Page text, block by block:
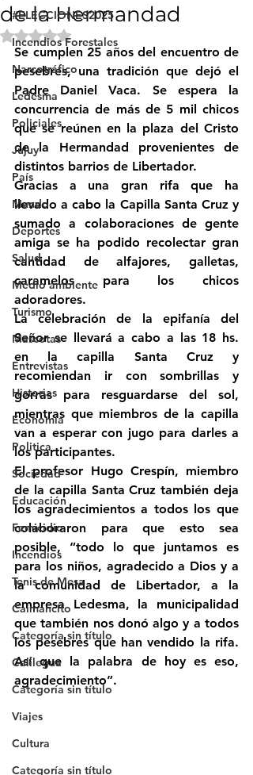
#ELECCIONES2025
Incendios Forestales
Narcotráfico
Ledesma
Policiales
Jujuy
País
Mundo
Deportes
Salud
Medio ambiente
Turismo
Mascotas
Entrevistas
Historias
Economía
Politica
Sociedad
Educación
Femicidio
Incendios
Tenis de Mesa
Caimancito
Categoría sin título
Calilegua
Categoría sin título
Viajes
Cultura
Categoría sin título
de la Hermandad
Obtuvo NaN de 5 estrellas.
Se cumplen 25 años del encuentro de
pesebres, una tradición que dejó el
Padre Daniel Vaca. Se espera la
concurrencia de más de 5 mil chicos
que se reúnen en la plaza del Cristo
de la Hermandad provenientes de
distintos barrios de Libertador.
Gracias a una gran rifa que ha
llevado a cabo la Capilla Santa Cruz y
sumado a colaboraciones de gente
amiga se ha podido recolectar gran
cantidad de alfajores, galletas,
caramelos para los chicos
adoradores.
La celebración de la epifanía del
Señor se llevará a cabo a las 18 hs.
en la capilla Santa Cruz y
recomiendan ir con sombrillas y
gorras para resguardarse del sol,
mientras que miembros de la capilla
van a esperar con jugo para darles a
los participantes.
El profesor Hugo Crespín, miembro
de la capilla Santa Cruz también deja
los agradecimientos a todos los que
colaboraron para que esto sea
posible, “todo lo que juntamos es
para los niños, agradecido a Dios y a
la comunidad de Libertador, a la
empresa Ledesma, la municipalidad
que también nos donó algo y a todos
los pesebres que han vendido la rifa.
Así que la palabra de hoy es eso,
agradecimiento”.